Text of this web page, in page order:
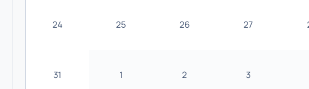
24 25 26 27
31 1 2 3